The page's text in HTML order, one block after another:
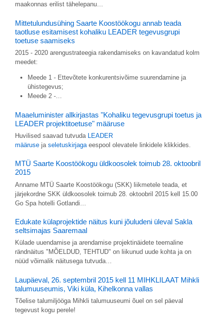
maakonnas erilist tähelepanu…
Mittetulundusühing Saarte Koostöökogu annab teada
taotluse esitamisest kohaliku LEADER tegevusgrupi
toetuse saamiseks
2015 - 2020 arengustrateegia rakendamiseks on kavandatud kolm
meedet:
Meede 1 - Ettevõtete konkurentsivõime suurendamine ja
ühistegevus;
Meede 2 -…
Maaeluminister allkirjastas "Kohaliku tegevusgrupi toetus ja
LEADER projektitoetuse" määruse
Huvilised saavad tutvuda
LEADER
määruseja seletuskirjagaeespool olevatele linkidele klikkides.
MTÜ Saarte Koostöökogu üldkoosolek toimub 28. oktoobril
2015
Anname MTÜ Saarte Koostöökogu (SKK) liikmetele teada, et
järjekordne SKK üldkoosolek toimub 28. oktoobril 2015 kell 15.00
Go Spa hotelli Gotlandi…
Edukate külaprojektide näitus kuni jõuludeni üleval Sakla
seltsimajas Saaremaal
Külade uuendamise ja arendamise projektinäidete teemaline
rändnäitus "MÕELDUD, TEHTUD" on liikunud uude kohta ja on
nüüd võimalik näitusega tutvuda…
Laupäeval, 26. septembril 2015 kell 11 MIHKLILAAT Mihkli
talumuuseumis, Viki küla, Kihelkonna vallas
Tõelise talumiljööga Mihkli talumuuseumi õuel on sel päeval
tegevust kogu perele!